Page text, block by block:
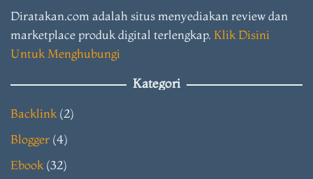
Diratakan.com adalah situs menyediakan review dan
marketplace produk digital terlengkap. Klik Disini
Untuk Menghubungi
Kategori
Backlink (2)
Blogger (4)
Ebook (32)